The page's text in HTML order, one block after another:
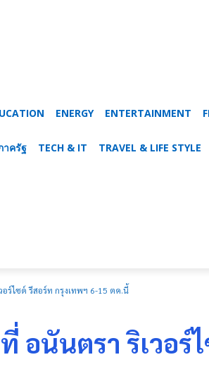
ENERGY ENTERTAINMENT
าครัฐ TECH & IT TRAVEL & LIFE STYLE
วอร์ไซด์ รีสอร์ท กรุงเทพฯ 6-15 ตค.นี้
อนันตรา ริเวอ